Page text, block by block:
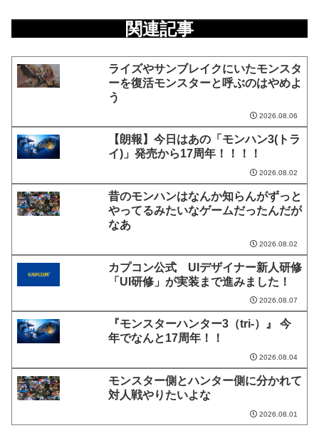
関連記事
ライズやサンブレイクにいたモンスタ
ーを復活モンスターと呼ぶのはやめよ
う
2026.08.06
【朗報】今日はあの「モンハン3(トラ
イ)」発売から17周年！！！！
2026.08.02
昔のモンハンはなんか知らんがずっと
やってるみたいなゲームだったんだが
なあ
2026.08.02
カプコン公式 UIデザイナー新人研修
「UI研修」が実装まで進みました！
2026.08.07
『モンスターハンター3（tri-）』 今
年でなんと17周年！！
2026.08.04
モンスター側とハンター側に分かれて
対人戦やりたいよな
2026.08.01